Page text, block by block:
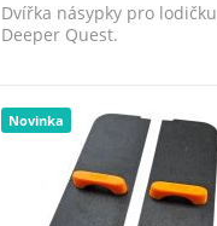
Dvířka násypky pro lodičku
Deeper Quest.
Novinka